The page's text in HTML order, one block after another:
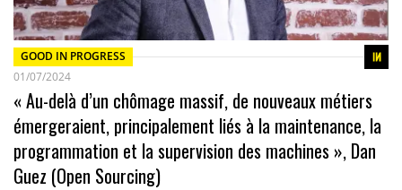
GOOD IN PROGRESS
01/07/2024
« Au-delà d’un chômage massif, de nouveaux métiers
émergeraient, principalement liés à la maintenance, la
programmation et la supervision des machines », Dan
Guez (Open Sourcing)